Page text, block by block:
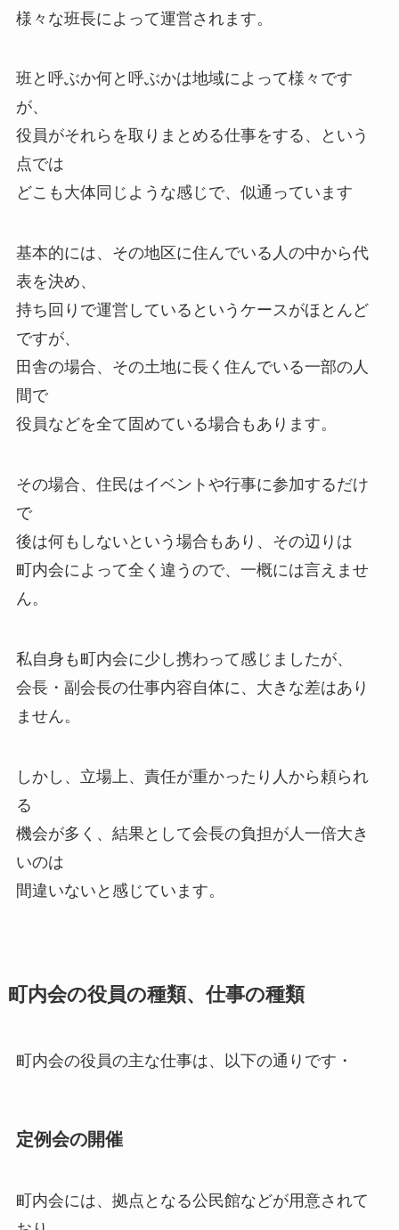
様々な班長によって運営されます。
班と呼ぶか何と呼ぶかは地域によって様々です
が、
役員がそれらを取りまとめる仕事をする、という
点では
どこも大体同じような感じで、似通っています
基本的には、その地区に住んでいる人の中から代
表を決め、
持ち回りで運営しているというケースがほとんど
ですが、
田舎の場合、その土地に長く住んでいる一部の人
間で
役員などを全て固めている場合もあります。
その場合、住民はイベントや行事に参加するだけ
で
後は何もしないという場合もあり、その辺りは
町内会によって全く違うので、一概には言えませ
ん。
私自身も町内会に少し携わって感じましたが、
会長・副会長の仕事内容自体に、大きな差はあり
ません。
しかし、立場上、責任が重かったり人から頼られ
る
機会が多く、結果として会長の負担が人一倍大き
いのは
間違いないと感じています。
町内会の役員の種類、仕事の種類
町内会の役員の主な仕事は、以下の通りです・
定例会の開催
町内会には、拠点となる公民館などが用意されて